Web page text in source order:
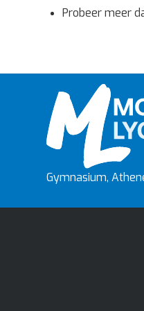
Probeer meer
Gymnasium,